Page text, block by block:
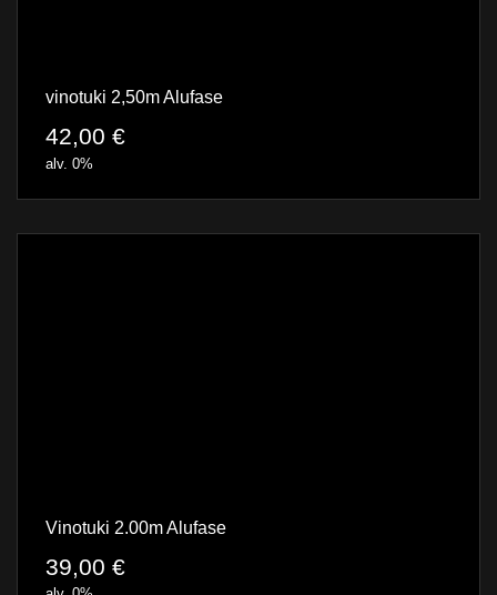
vinotuki 2,50m Alufase
42,00 €
alv. 0%
Vinotuki 2.00m Alufase
39,00 €